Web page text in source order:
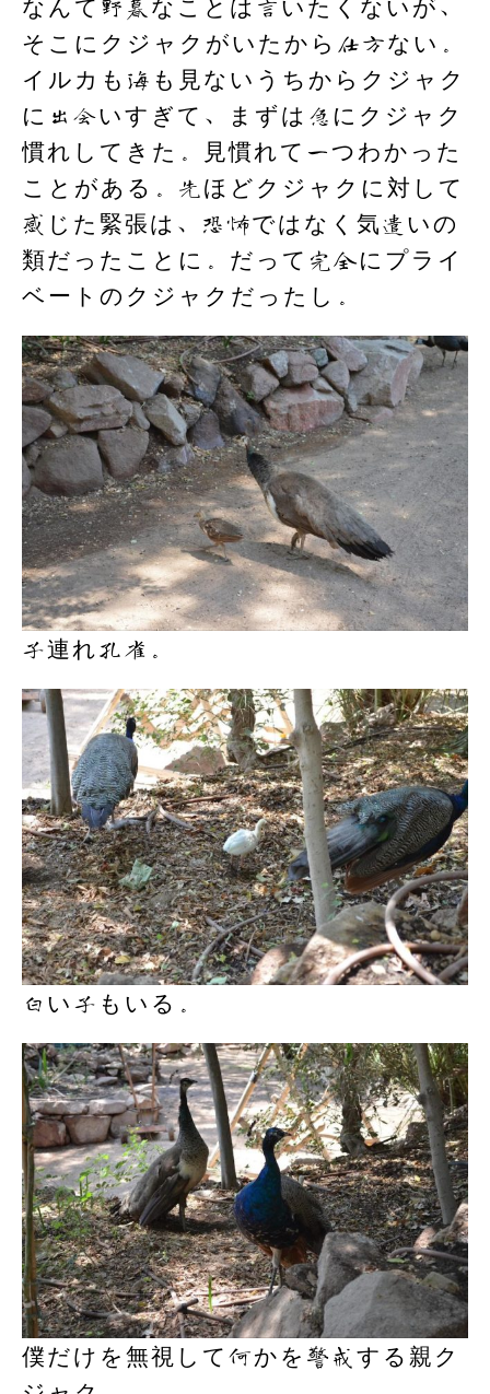
なんて野暮なことは言いたくないが、
そこにクジャクがいたから仕方ない。
イルカも海も見ないうちからクジャク
に出会いすぎて、まずは急にクジャク
慣れしてきた。見慣れて一つわかった
ことがある。先ほどクジャクに対して
感じた緊張は、恐怖ではなく気遣いの
類だったことに。だって完全にプライ
ベートのクジャクだったし。
子連れ孔雀。
白い子もいる。
僕だけを無視して何かを警戒する親ク